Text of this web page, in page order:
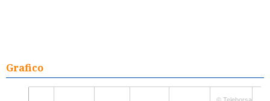
Grafico
© Teleborsa